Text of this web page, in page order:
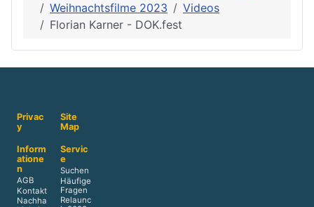
Weihnachtsfilme 2023
Videos
Florian Karner - DOK.fest
Privac
y
Site
Map
Inform
atione
n
AGB
Kontakt
Nachha
Servic
e
Suchen
Häufige
Fragen
Relaunc